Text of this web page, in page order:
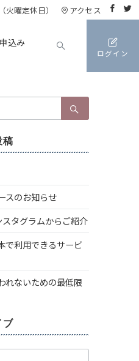
火曜定休日） アクセス
込み
ログイン
稿
スのお知らせ
タグラムからご紹介
で利用できるサービ
れないための最低限
ブ